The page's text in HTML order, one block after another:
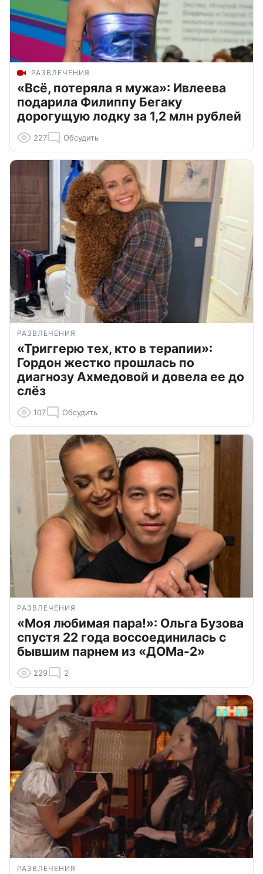
РАЗВЛЕЧЕНИЯ
«Всё, потеряла я мужа»: Ивлеева
подарила Филиппу Бегаку
дорогущую лодку за 1,2 млн рублей
227 Обсудить
РАЗВЛЕЧЕНИЯ
«Триггерю тех, кто в терапии»:
Гордон жестко прошлась по
диагнозу Ахмедовой и довела ее до
слёз
107 Обсудить
РАЗВЛЕЧЕНИЯ
«Моя любимая пара!»: Ольга Бузова
спустя 22 года воссоединилась с
бывшим парнем из «ДОМа-2»
229 2
РАЗВЛЕЧЕНИЯ